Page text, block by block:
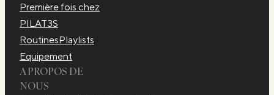
Première fois chez
PILAT3S
RoutinesPlaylists​
Equipement​
A PROPOS DE
NOUS